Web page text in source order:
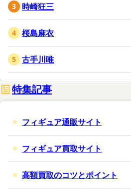
時崎狂三
桜島麻衣
古手川唯
特集記事
フィギュア通販サイト
フィギュア買取サイト
高額買取のコツとポイント